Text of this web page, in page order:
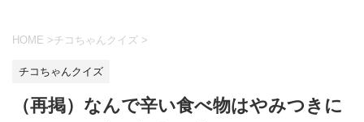
HOME >チコちゃんクイズ >
チコちゃんクイズ
（再掲）なんで辛い食べ物はやみつきに